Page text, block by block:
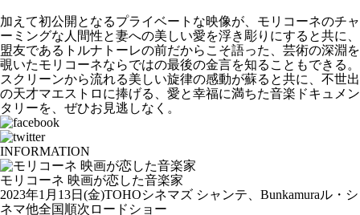
加えて初公開となるプライベートな映像が、モリコーネのチャ
ーミングな人間性と妻への美しい愛を浮き彫りにすると共に、
盟友であるトルナトーレの前だからこそ語った、芸術の深淵を
覗いたモリコーネならではの最後の金言を知ることもできる。
スクリーンから流れる美しい旋律の感動が蘇ると共に、不世出
の天才マエストロに捧げる、愛と幸福に満ちた音楽ドキュメン
タリーを、ぜひお見逃しなく。
INFORMATION
モリコーネ 映画が恋した音楽家
2023年1月13日(金)TOHOシネマズ シャンテ、Bunkamuraル・シ
ネマ他全国順次ロードショー